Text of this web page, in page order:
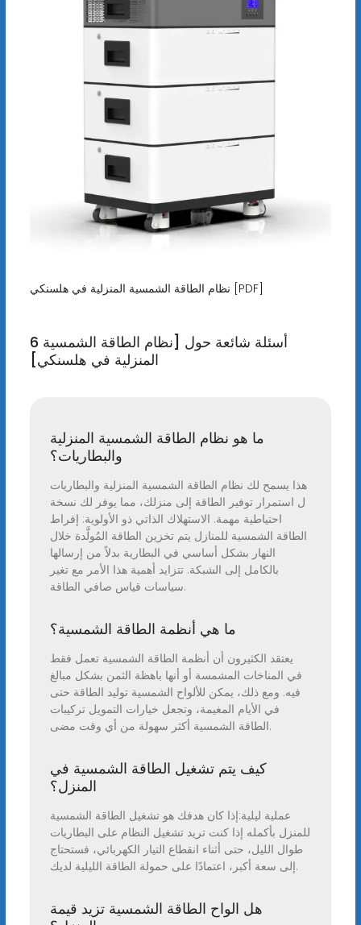
نظام الطاقة الشمسية المنزلية في هلسنكي [PDF]
6 أسئلة شائعة حول [نظام الطاقة الشمسية
المنزلية في هلسنكي]
ما هو نظام الطاقة الشمسية المنزلية
والبطاريات؟
هذا يسمح لك نظام الطاقة الشمسية المنزلية والبطاريات
ل استمرار توفير الطاقة إلى منزلك، مما يوفر لك نسخة
احتياطية مهمة. الاستهلاك الذاتي ذو الأولوية: إفراط
الطاقة الشمسية للمنازل يتم تخزين الطاقة المُولَّدة خلال
النهار بشكل أساسي في البطارية بدلاً من إرسالها
بالكامل إلى الشبكة. تتزايد أهمية هذا الأمر مع تغير
سياسات قياس صافي الطاقة.
ما هي أنظمة الطاقة الشمسية؟
يعتقد الكثيرون أن أنظمة الطاقة الشمسية تعمل فقط
في المناخات المشمسة أو أنها باهظة الثمن بشكل مبالغ
فيه. ومع ذلك، يمكن للألواح الشمسية توليد الطاقة حتى
في الأيام المغيمة، وتجعل خيارات التمويل تركيبات
الطاقة الشمسية أكثر سهولة من أي وقت مضى.
كيف يتم تشغيل الطاقة الشمسية في
المنزل؟
عملية ليلية:إذا كان هدفك هو تشغيل الطاقة الشمسية
للمنزل بأكمله إذا كنت تريد تشغيل النظام على البطاريات
طوال الليل، حتى أثناء انقطاع التيار الكهربائي، فستحتاج
إلى سعة أكبر، اعتمادًا على حمولة الطاقة الليلية لديك.
هل الواح الطاقة الشمسية تزيد قيمة